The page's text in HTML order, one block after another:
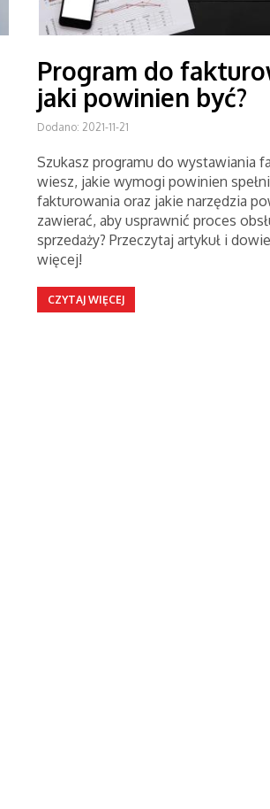
Program do
jaki powinien być?
Dodano: 2021-11-21
Szukasz programu do wystawiania
wiesz, jakie wymogi powinien
fakturowania oraz jakie narzędzia
zawierać, aby usprawnić proces
sprzedaży? Przeczytaj artykuł i
więcej!
CZYTAJ WIĘCEJ